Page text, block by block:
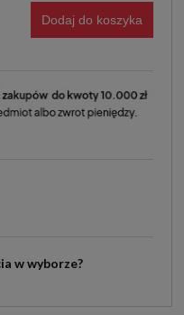
Dodaj do koszyka
w wyborze?